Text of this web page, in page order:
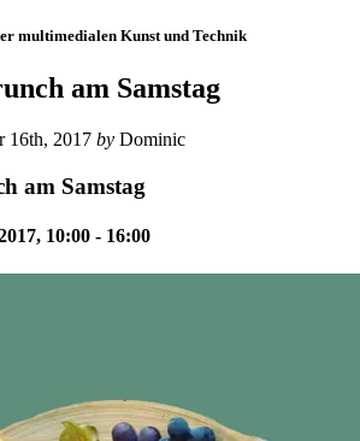
multimedialen Kunst und Technik
am Samstag
16th, 2017 by Dominic
am Samstag
10:00 - 16:00